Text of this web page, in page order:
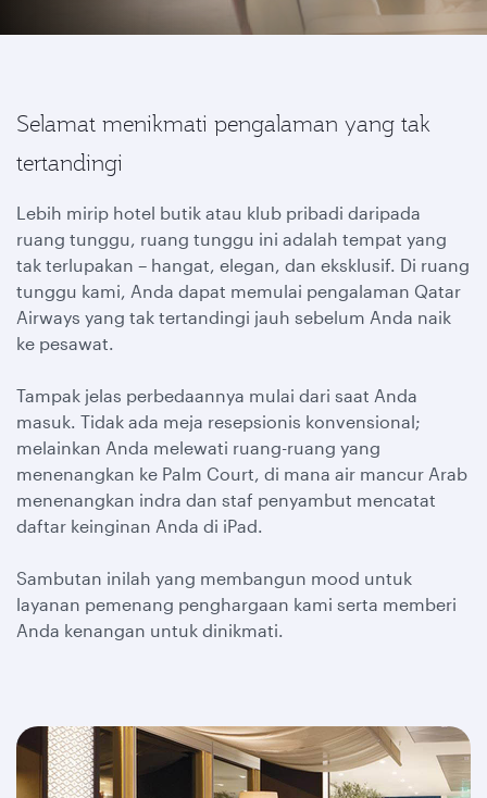
Selamat menikmati pengalaman yang tak
tertandingi
Lebih mirip hotel butik atau klub pribadi daripada
ruang tunggu, ruang tunggu ini adalah tempat yang
tak terlupakan – hangat, elegan, dan eksklusif. Di ruang
tunggu kami, Anda dapat memulai pengalaman Qatar
Airways yang tak tertandingi jauh sebelum Anda naik
ke pesawat.
Tampak jelas perbedaannya mulai dari saat Anda
masuk. Tidak ada meja resepsionis konvensional;
melainkan Anda melewati ruang-ruang yang
menenangkan ke Palm Court, di mana air mancur Arab
menenangkan indra dan staf penyambut mencatat
daftar keinginan Anda di iPad.
Sambutan inilah yang membangun mood untuk
layanan pemenang penghargaan kami serta memberi
Anda kenangan untuk dinikmati.